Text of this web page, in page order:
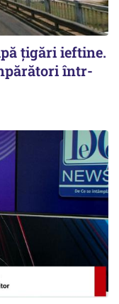
țigări ieftine.
într-